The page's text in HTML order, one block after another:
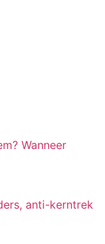
Wanneer
anti-kerntrek